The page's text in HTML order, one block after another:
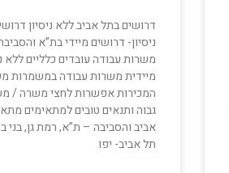
דרושים בתל אביב ללא ניסיון
ניסיון- דרושים מיידי בת”א
משרות עבודה עובדים כלליים ללא
מיידית משרות עבודה במשמרות
המכירות אפשרות לחצי משרה /
גבוה ותנאים טובים למתאימים
אביב והסביבה – ת”א, רמת גן, בני
תל אביב- יפו